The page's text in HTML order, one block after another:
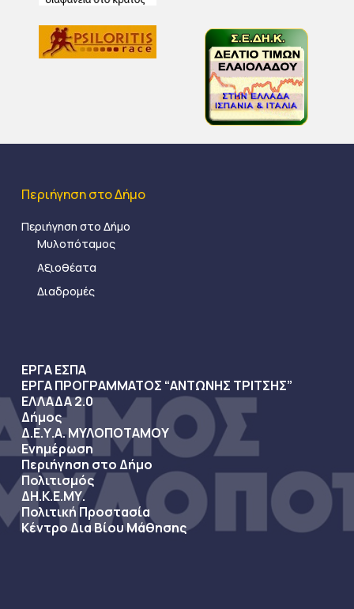
Περιήγηση στο Δήμο
Περιήγηση στο Δήμο
Μυλοπόταμος
Αξιοθέατα
Διαδρομές
ΕΡΓΑ ΕΣΠΑ
ΕΡΓΑ ΠΡΟΓΡΑΜΜΑΤΟΣ “ΑΝΤΩΝΗΣ ΤΡΙΤΣΗΣ”
ΕΛΛΑΔΑ 2.0
Δήμος
Δ.Ε.Υ.Α. ΜΥΛΟΠΟΤΑΜΟΥ
Ενημέρωση
Περιήγηση στο Δήμο
Πολιτισμός
ΔΗ.Κ.Ε.ΜΥ.
Πολιτική Προστασία
Κέντρο Δια Βίου Μάθησης